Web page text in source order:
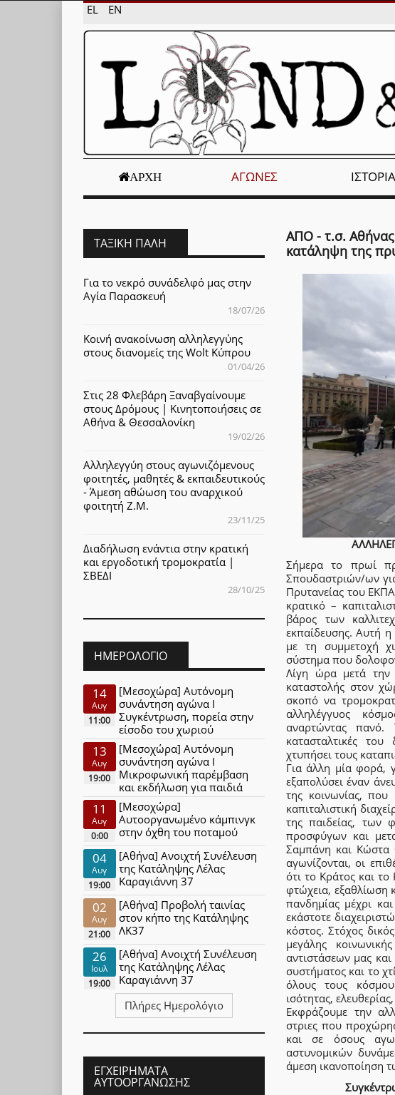
EL EN
ΑΡΧΉ ΑΓΏΝΕΣ ΙΣΤΟΡΊΑ
ΑΠΟ - τ.σ.
κατάληψη της
Σήμερα το πρωί
Σπουδαστριών/ων
Πρυτανείας του
κρατικό –
βάρος των
εκπαίδευσης. Αυτή η
με τη συμμετοχή
σύστημα που
Λίγη ώρα μετά την
καταστολής στον
σκοπό να
αλληλέγγυος
αναρτώντας πανό.
κατασταλτικές
χτυπήσει τους
Για άλλη μία φορά,
εξαπολύσει έναν
της κοινωνίας, που
καπιταλιστική
της παιδείας, των
προσφύγων και
Σαμπάνη και Κώστα
αγωνίζονται, οι
ότι το Κράτος και
φτώχεια, εξαθλίωση
πανδημίας μέχρι
εκάστοτε
κόστος. Στόχος
μεγάλης
αντιστάσεων μας
συστήματος και το
όλους τους
ισότητας,
Εκφράζουμε την
στριες που
και σε όσους
αστυνομικών
άμεση ικανοποίηση
ΤΑΞΙΚΉ ΠΆΛΗ
Για το νεκρό συνάδελφό μας στην
Αγία Παρασκευή
18/07/26
Κοινή ανακοίνωση αλληλεγγύης
στους διανομείς της Wolt Κύπρου
01/04/26
Στις 28 Φλεβάρη Ξαναβγαίνουμε
στους Δρόμους | Κινητοποιήσεις σε
Αθήνα & Θεσσαλονίκη
19/02/26
Αλληλεγγύη στους αγωνιζόμενους
φοιτητές, μαθητές & εκπαιδευτικούς
- Άμεση αθώωση του αναρχικού
φοιτητή Ζ.Μ.
23/11/25
Διαδήλωση ενάντια στην κρατική
και εργοδοτική τρομοκρατία |
ΣΒΕΔΙ
28/10/25
ΗΜΕΡΟΛΌΓΙΟ
14
Αυγ
11:00
[Μεσοχώρα] Αυτόνομη
συνάντηση αγώνα Ι
Συγκέντρωση, πορεία στην
είσοδο του χωριού
13
Αυγ
19:00
[Μεσοχώρα] Αυτόνομη
συνάντηση αγώνα Ι
Μικροφωνική παρέμβαση
και εκδήλωση για παιδιά
11
Αυγ
0:00
[Μεσοχώρα]
Αυτοοργανωμένο κάμπινγκ
στην όχθη του ποταμού
04
Αυγ
19:00
[Αθήνα] Ανοιχτή Συνέλευση
της Κατάληψης Λέλας
Καραγιάννη 37
02
Αυγ
21:00
[Αθήνα] Προβολή ταινίας
στον κήπο της Κατάληψης
ΛΚ37
26
Ιουλ
19:00
[Αθήνα] Ανοιχτή Συνέλευση
της Κατάληψης Λέλας
Καραγιάννη 37
Πλήρες Ημερολόγιο
ΕΓΧΕΙΡΉΜΑΤΑ
ΑΥΤΟΟΡΓΆΝΩΣΗΣ